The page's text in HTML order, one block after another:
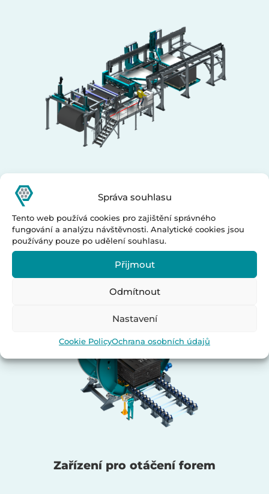
Správa souhlasu
Tento web používá cookies pro zajištění správného
fungování a analýzu návštěvnosti. Analytické cookies jsou
používány pouze po udělení souhlasu.
Přijmout
Odmítnout
Nastavení
Cookie PolicyOchrana osobních údajů
Linka na stříhání textilií
Zařízení pro otáčení forem